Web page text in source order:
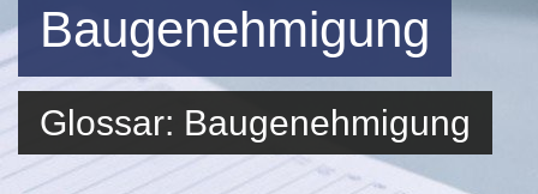
Baugenehmigung
Glossar: Baugenehmigung